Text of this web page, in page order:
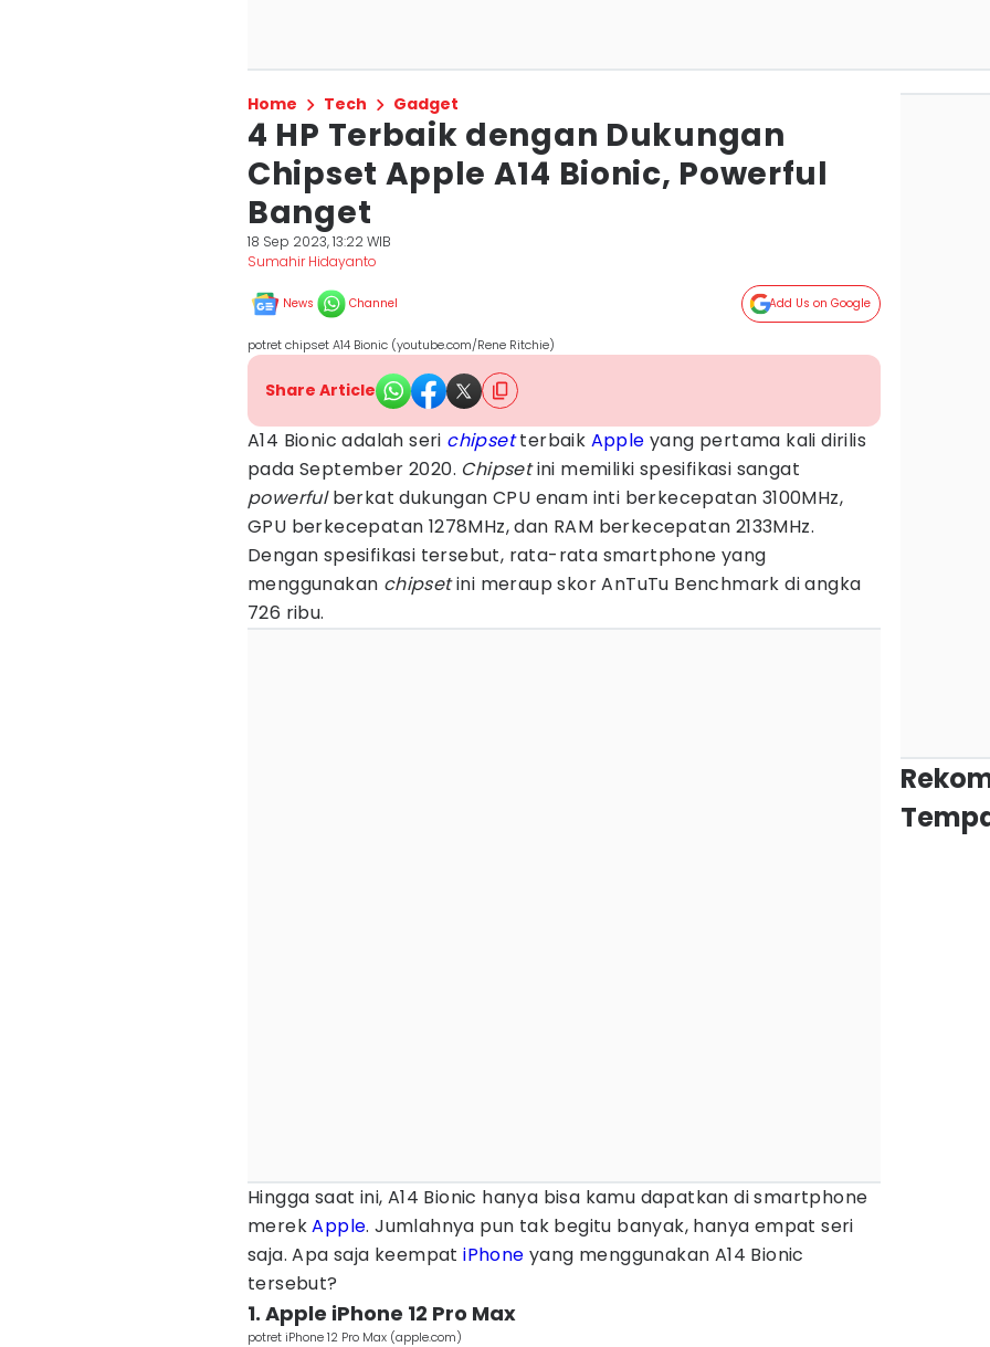
Home Tech Gadget
4 HP Terbaik dengan Dukungan
Chipset Apple A14 Bionic, Powerful
Banget
18 Sep 2023, 13:22 WIB
Sumahir Hidayanto
News Channel Add Us on Google
potret chipset A14 Bionic (youtube.com/Rene Ritchie)
Share Article
A14 Bionic adalah seri chipsetterbaik Apple yang pertama kali dirilis
pada September 2020. Chipsetini memiliki spesifikasi sangat
powerfulberkat dukungan CPU enam inti berkecepatan 3100MHz,
GPU berkecepatan 1278MHz, dan RAM berkecepatan 2133MHz.
Dengan spesifikasi tersebut, rata-rata smartphone yang
menggunakan chipsetini meraup skor AnTuTu Benchmark di angka
726 ribu.
Hingga saat ini, A14 Bionic hanya bisa kamu dapatkan di smartphone
merekApple. Jumlahnya pun tak begitu banyak, hanya empat seri
saja. Apa saja keempatiPhone yang menggunakan A14 Bionic
tersebut?
1. Apple iPhone 12 Pro Max
potret iPhone 12 Pro Max (apple.com)